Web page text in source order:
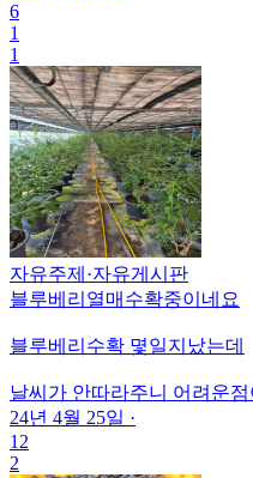
6
1
1
자유주제 ·자유게시판
블루베리열매수확중이네요
블루베리수확 몇일지났는데
날씨가 안따라주니 어려운점
24년 4월 25일 ·
12
2